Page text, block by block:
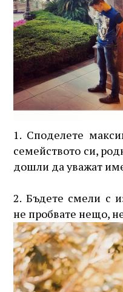
1. Споделете
семейството си,
дошли да уважат
2. Бъдете смели с
не пробвате нещо,